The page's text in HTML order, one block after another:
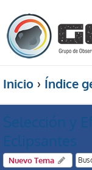
Inicio Índice
Selección y
Eclipsantes
Nuevo Tema